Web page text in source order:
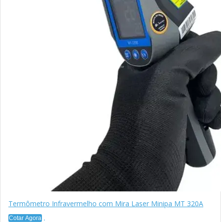
Termômetro Infravermelho com Mira Laser Minipa MT 320A
Cotar Agora